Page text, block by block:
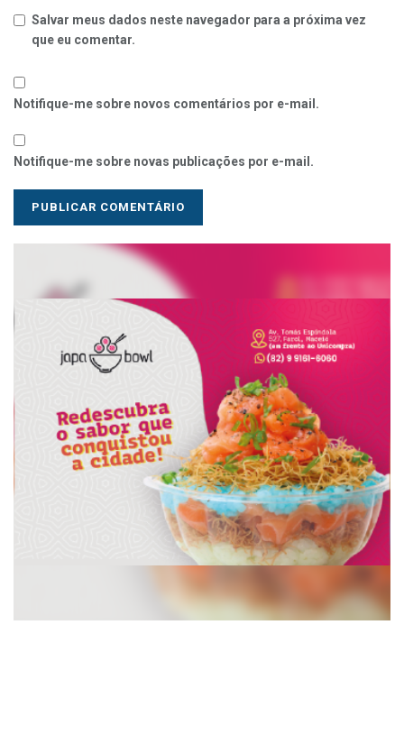
Salvar meus dados neste navegador para a próxima vez
que eu comentar.
Notifique-me sobre novos comentários por e-mail.
Notifique-me sobre novas publicações por e-mail.